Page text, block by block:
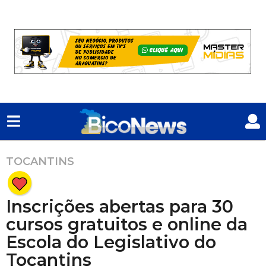
1
a
n
a
t
r
TOCANTINS
Inscrições abertas para 30
cursos gratuitos e online da
Escola do Legislativo do
Tocantins